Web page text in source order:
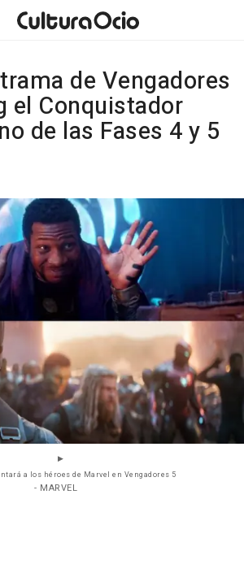
de Vengadores
el Conquistador
de las Fases 4 y 5
a los héroes de Marvel en Vengadores 5
- MARVEL